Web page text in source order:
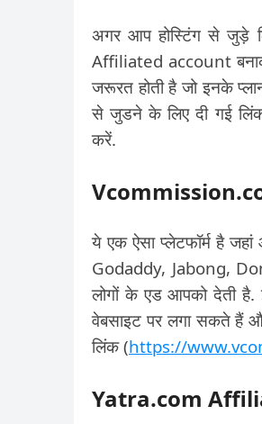
अगर आप होस्टिंग से जुड़े
Affiliated account
जरूरत होती है जो इनके
से जुडने के लिए दी गई
करें.
ये एक ऐसा प्लेटफॉर्म है
Godaddy, Jabong,
लोगों के एड आपको देती
वेबसाइट पर लगा सकते
लिंक (https://
Yatra.com